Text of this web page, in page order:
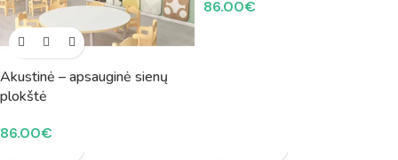
Akustinė – apsauginė sienų
plokštė
86.00€
86.00€